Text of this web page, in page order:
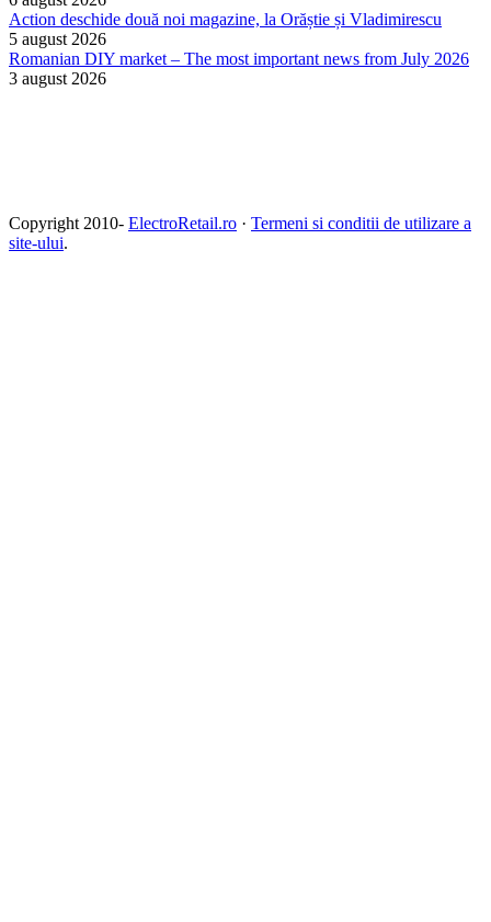
Action deschide două noi magazine, la Orăștie și Vladimirescu
5 august 2026
Romanian DIY market – The most important news from July 2026
3 august 2026
Copyright 2010- ElectroRetail.ro · Termeni si conditii de utilizare a
site-ului.